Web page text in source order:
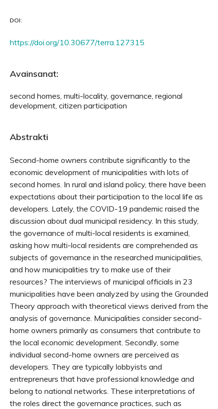
DOI:
https://doi.org/10.30677/terra.127315
Avainsanat:
second homes, multi-locality, governance, regional
development, citizen participation
Abstrakti
Second-home owners contribute significantly to the
economic development of municipalities with lots of
second homes. In rural and island policy, there have been
expectations about their participation to the local life as
developers. Lately, the COVID-19 pandemic raised the
discussion about dual municipal residency. In this study,
the governance of multi-local residents is examined,
asking how multi-local residents are comprehended as
subjects of governance in the researched municipalities,
and how municipalities try to make use of their
resources? The interviews of municipal officials in 23
municipalities have been analyzed by using the Grounded
Theory approach with theoretical views derived from the
analysis of governance. Municipalities consider second-
home owners primarily as consumers that contribute to
the local economic development. Secondly, some
individual second-home owners are perceived as
developers. They are typically lobbyists and
entrepreneurs that have professional knowledge and
belong to national networks. These interpretations of
the roles direct the governance practices, such as